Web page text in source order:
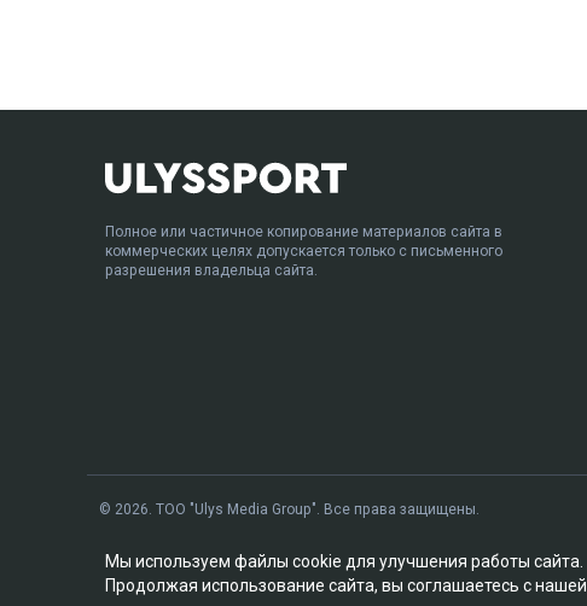
Полное или частичное копирование материалов сайта в
коммерческих целях допускается только с письменного
разрешения владельца сайта.
© 2026. ТОО "Ulys Media Group". Все права защищены.
Мы используем файлы cookie для улучшения работы сайта.
Продолжая использование сайта, вы соглашаетесь с нашей